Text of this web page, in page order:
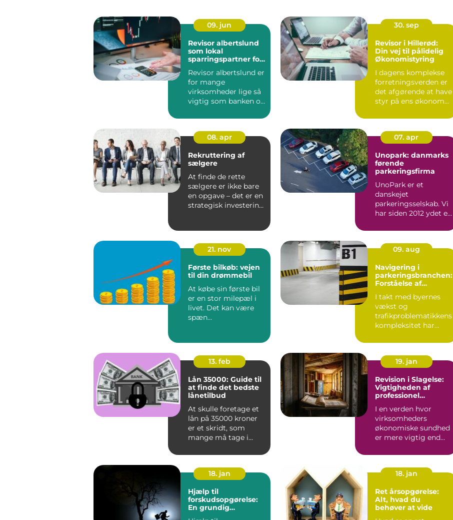
09. jun
Revisor albertslund
som lokal
sparringspartner for
Revisor albertslund er
for mange
virksomheder lige så
vigtig som banken og
revi...
30. sep
Revisor i Hillerød:
Din vej til pålidelig
Økonomistyring
I dagens komplekse
forretningsverden er
det afgørende at have
styr på ens økonom...
08. apr
Rekruttering af
sælgere
At finde de rette
sælgere er ikke bare
en opgave – det er en
strategisk investering
07. apr
Unopark: danmarks
førende
parkeringsfirma
UnoPark er et
danskejet
parkeringsselskab. Vi
har siden 2012 ydet en
for kunde...
21. nov
Første bilkøb: vejen
til din drømmebil
At købe sin første bil
er en stor milepæl i
livet. Det kan være
spæn...
09. aug
Navigering i
parkeringsbranchen:
Forståelse af
s Rolle
I takt med byernes
vækst og
trafikproblematikkens
kompleksitet har
velstruktureret...
13. feb
Lån 35000: Guide til
at finde det bedste
lånetilbud
At skulle foretage et
lån på 35000 kroner
er et skridt, som
mange må tage i
større i...
19. jan
Revision i Slagelse:
Vigtigheden af
professionel
I en verden hvor
virksomheders
økonomiske sundhed
er mere vigtig end
behovet for komp...
18. jan
Hjælp til
forskudsopgørelse:
En grundig
18. jan
Ret årsopgørelse:
Alt, hvad du
behøver at vide